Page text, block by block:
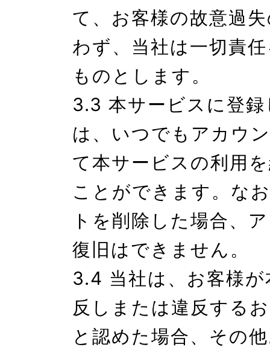
て、お客様の故意過
わず、当社は一切責
ものとします。
3.3 本サービスに登
は、いつでもアカウ
て本サービスの利用
ことができます。な
トを削除した場合、
復旧はできません。
3.4 当社は、お客様
反しまたは違反する
と認めた場合、その